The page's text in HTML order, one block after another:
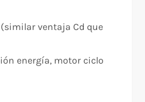
ventaja Cd que
energía, motor ciclo